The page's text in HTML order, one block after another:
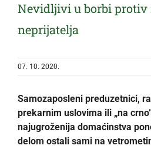
Nevidljivi u borbi
neprijatelja
07. 10. 2020.
Samozaposleni preduzetnici,
prekarnim uslovima ili „na
najugroženija domaćinstva
delom ostali sami na